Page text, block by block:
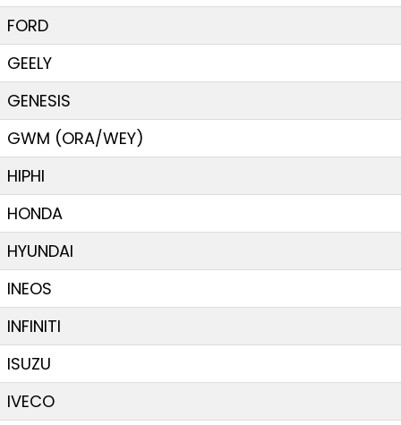
FORD
GEELY
GENESIS
GWM (ORA/WEY)
HIPHI
HONDA
HYUNDAI
INEOS
INFINITI
ISUZU
IVECO